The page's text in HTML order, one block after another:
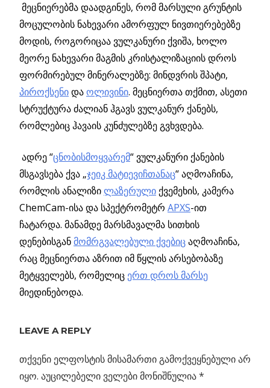
მეცნიერებმა დაადგინეს, რომ მარსული გრუნტის
მოცულობის ნახევარი ამორფულ ნივთიერებებზე
მოდის, როგორიცაა ვულკანური ქვიშა, ხოლო
მეორე ნახევარი მაგმის კრისტალიზაციის დროს
ფორმირებულ მინერალებზე: მინდვრის შპატი,
პიროქსენიდაოლივინი. მეცნიერთა თქმით, ასეთი
სტრუქტურა ძალიან ჰგავს ვულკანურ ქანებს,
რომლებიც ჰავაის კუნძულებზე გვხვდება.
ადრე “ცნობისმოყვარემ“ ვულკანური ქანების
მსგავსება ქვა „ჯეიკ მატიევიჩთანაც“ აღმოაჩინა,
რომლის ანალიზილაზერული ქვემეხის, კამერა
СhemCam-ისა და სპექტრომეტრ APXS-ით
ჩატარდა. მანამდე მარსმავალმა სითხის
დენებისგანმომრგვალებული ქვებიცაღმოაჩინა,
რაც მეცნიერთა აზრით იმ წყლის არსებობაზე
მეტყველებს, რომელიც ერთ დროს მარსე
მიედინებოდა.
ᲓᲐᲐᲡᲠᲣᲚᲐ
Previous
კიდევ ერთი
LEAVE A REPLY
თქვენი ელფოსტის მისამართი გამოქვეყნებული არ
იყო. აუცილებელი ველები მონიშნულია*